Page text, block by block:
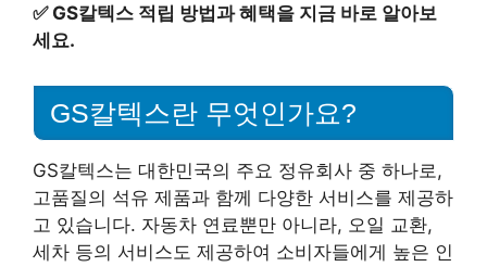
✅ GS칼텍스 적립 방법과 혜택을 지금 바로 알아보
세요.
GS칼텍스란 무엇인가요?
GS칼텍스는 대한민국의 주요 정유회사 중 하나로,
고품질의 석유 제품과 함께 다양한 서비스를 제공하
고 있습니다. 자동차 연료뿐만 아니라, 오일 교환,
세차 등의 서비스도 제공하여 소비자들에게 높은 인